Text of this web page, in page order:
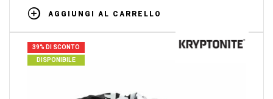
AGGIUNGI AL CARRELLO
39% DI SCONTO
DISPONIBILE